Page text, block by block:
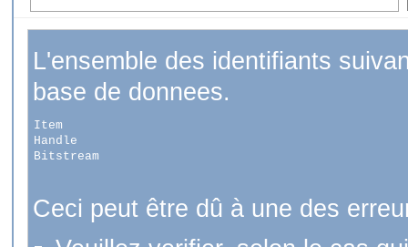
L'ensemble des identifiants
base de donnees.
Item
Handle
Bitstream
Ceci peut être dû à une des